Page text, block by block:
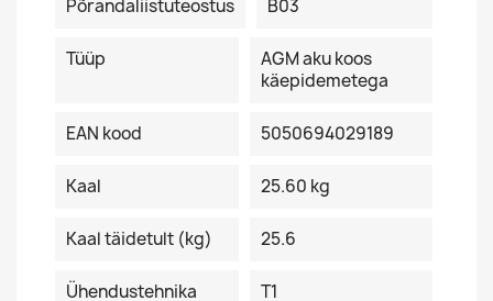
Põrandaliistuteostus B03
Tüüp
AGM aku koos
käepidemetega
EAN kood 5050694029189
Kaal 25.60 kg
Kaal täidetult (kg) 25.6
Ühendustehnika T1